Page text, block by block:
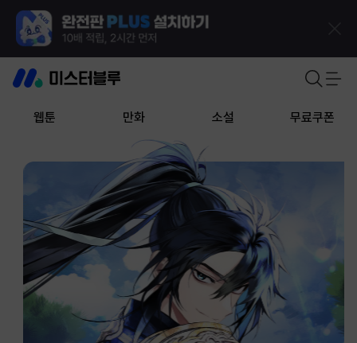
웹툰 만화 소설 무료쿠폰